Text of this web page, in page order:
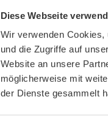
Diese Webseite
Wir verwenden
und die Zugriffe auf
Website an unsere
möglicherweise mit
der Dienste gesammelt